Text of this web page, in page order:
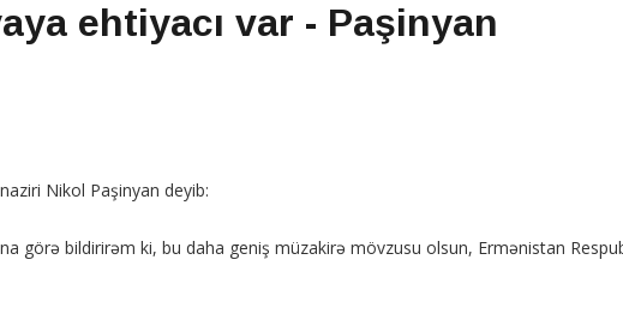
ehtiyacı var - Paşinyan
Nikol Paşinyan deyib:
görə bildirirəm ki, bu daha geniş müzakirə mövzusu olsun, Ermənistan